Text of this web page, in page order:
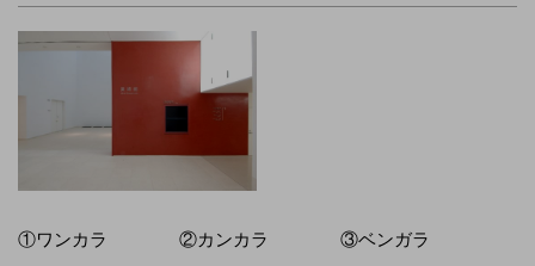
①ワンカラ ②カンカラ ③ベンガラ